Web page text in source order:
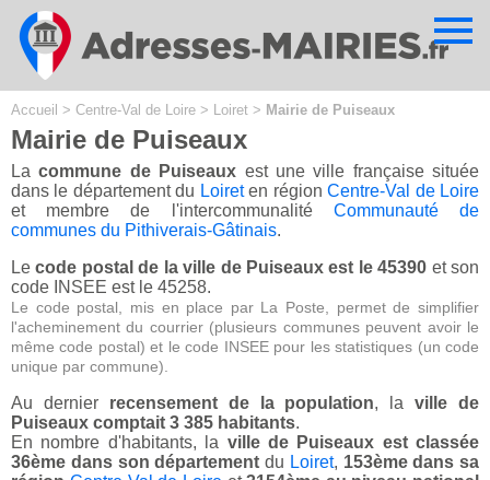
Accueil > Centre-Val de Loire > Loiret > Mairie de Puiseaux
Mairie de Puiseaux
Lacommune de Puiseaux est une ville française située
dans le département du Loireten régionCentre-Val de Loire
et membre de l'intercommunalité Communauté de
communes du Pithiverais-Gâtinais.
Lecode postal de la ville de Puiseaux est le 45390 et son
code INSEE est le 45258.
Le code postal, mis en place par La Poste, permet de simplifier
l'acheminement du courrier (plusieurs communes peuvent avoir le
même code postal) et le code INSEE pour les statistiques (un code
unique par commune).
Au dernier recensement de la population, laville de
Puiseaux comptait 3 385 habitants.
En nombre d'habitants, la ville de Puiseaux est classée
36ème dans son département du Loiret, 153ème dans sa
Cookies management panel